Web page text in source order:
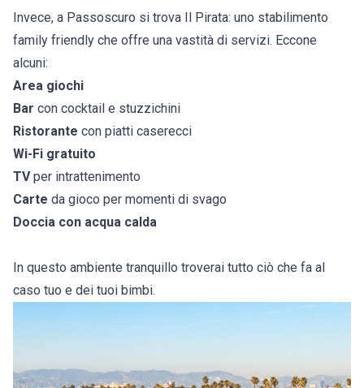
Invece, a Passoscuro si trova Il Pirata: uno stabilimento
family friendly che offre una vastità di servizi. Eccone
alcuni:
Area giochi
Bar con cocktail e stuzzichini
Ristorante con piatti caserecci
Wi-Fi gratuito
TVper intrattenimento
Carte da gioco per momenti di svago
Doccia con acqua calda
In questo ambiente tranquillo troverai tutto ciò che fa al
caso tuo e dei tuoi bimbi.